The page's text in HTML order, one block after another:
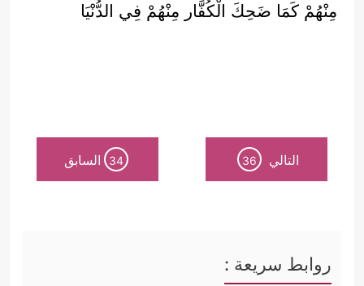
مِنْهُمْ كَمَا ضَحِكَ الْكُفَّار مِنْهُمْ فِي الدُّنْيَا
التالي 36
34 السابق
روابط سريعة :